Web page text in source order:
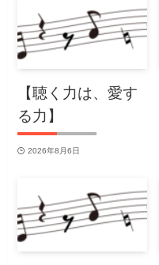
【聴く力は、愛す
る力】
2026年8月6日